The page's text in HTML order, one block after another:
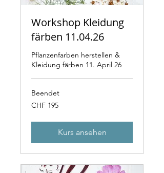
Workshop Kleidung
färben 11.04.26
Pflanzenfarben herstellen &
Kleidung färben 11. April 26
Beendet
195
Schweizer
CHF 195
Kurs ansehen